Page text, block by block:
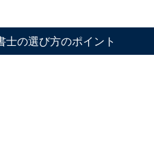
の選び方のポイント